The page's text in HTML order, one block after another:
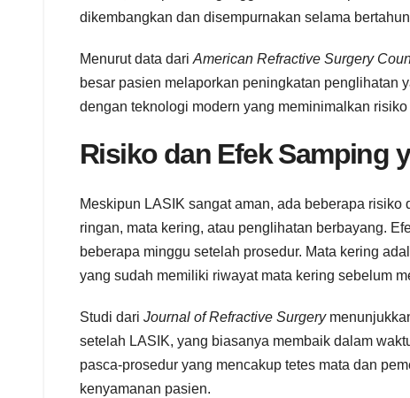
dikembangkan dan disempurnakan selama
Menurut data dari American Refractive Surgery
besar pasien melaporkan peningkatan penglihatan
dengan teknologi modern yang meminimalkan
Risiko dan Efek Samping
Meskipun LASIK sangat aman, ada beberapa
ringan, mata kering, atau penglihatan berbayang.
beberapa minggu setelah prosedur. Mata kering
yang sudah memiliki riwayat mata kering sebelum
Studi dari Journal of Refractive Surgery
setelah LASIK, yang biasanya membaik dalam
pasca-prosedur yang mencakup tetes mata dan
kenyamanan pasien.